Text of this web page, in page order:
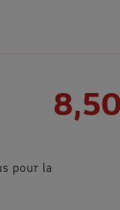
pour la